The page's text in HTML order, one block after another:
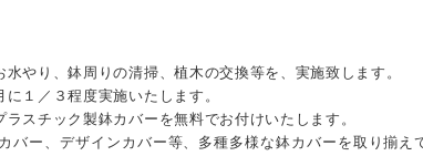
やり、鉢周りの清掃、植木の交換等を、実施致します。
１／３程度実施いたします。
スチック製鉢カバーを無料でお付けいたします。
バー、デザインカバー等、多種多様な鉢カバーを取り揃え